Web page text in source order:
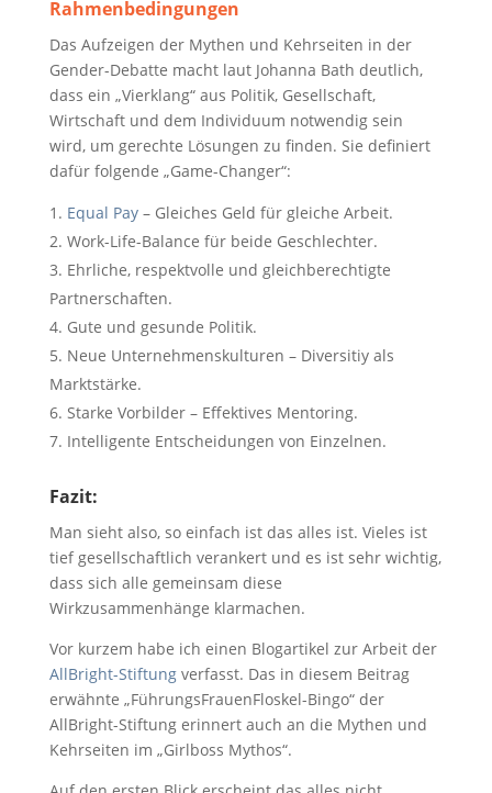
Rahmenbedingungen
Das Aufzeigen der Mythen und Kehrseiten in der
Gender-Debatte macht laut Johanna Bath deutlich,
dass ein „Vierklang“ aus Politik, Gesellschaft,
Wirtschaft und dem Individuum notwendig sein
wird, um gerechte Lösungen zu finden. Sie definiert
dafür folgende „Game-Changer“:
Equal Pay– Gleiches Geld für gleiche Arbeit.
Work-Life-Balance für beide Geschlechter.
Ehrliche, respektvolle und gleichberechtigte
Partnerschaften.
Gute und gesunde Politik.
Neue Unternehmenskulturen – Diversitiy als
Marktstärke.
Starke Vorbilder – Effektives Mentoring.
Intelligente Entscheidungen von Einzelnen.
Fazit:
Man sieht also, so einfach ist das alles ist. Vieles ist
tief gesellschaftlich verankert und es ist sehr wichtig,
dass sich alle gemeinsam diese
Wirkzusammenhänge klarmachen.
Vor kurzem habe ich einen Blogartikel zur Arbeit der
AllBright-Stiftungverfasst. Das in diesem Beitrag
erwähnte „FührungsFrauenFloskel-Bingo“ der
AllBright-Stiftung erinnert auch an die Mythen und
Kehrseiten im „Girlboss Mythos“.